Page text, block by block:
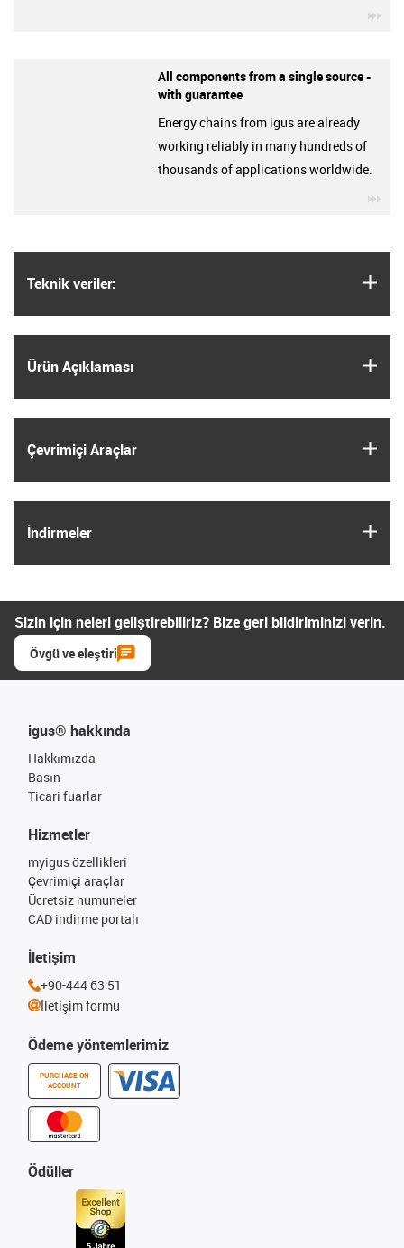
Teknik veriler:
Ürün Açıklaması
Çevrimiçi Araçlar
İndirmeler
All components from a single source -
with guarantee
Energy chains from igus are already
working reliably in many hundreds of
thousands of applications worldwide.
Sizin için neleri geliştirebiliriz? Bize geri bildiriminizi verin.
Övgü ve eleştiri
igus® hakkında
Hakkımızda
Basın
Ticari fuarlar
Ödeme yöntemlerimiz
PURCHASE ON
ACCOUNT
Hizmetler
myigus özellikleri
Çevrimiçi araçlar
Ücretsiz numuneler
CAD indirme portalı
Ödüller
İletişim
+90-444 63 51
İletişim formu